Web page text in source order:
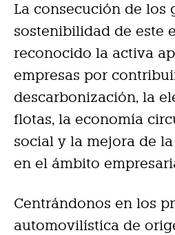
La consecución de los
sostenibilidad de este
reconocido la activa
empresas por
descarbonización, la
flotas, la economía
social y la mejora de
en el ámbito
Centrándonos en los
automovilística de